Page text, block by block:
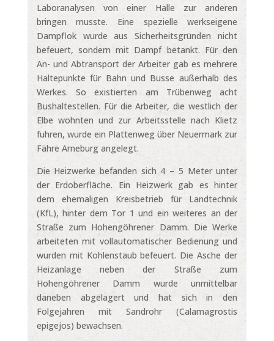
Laboranalysen von einer Halle zur anderen
bringen musste. Eine spezielle werkseigene
Dampflok wurde aus Sicherheitsgründen nicht
befeuert, sondern mit Dampf betankt. Für den
An- und Abtransport der Arbeiter gab es mehrere
Haltepunkte für Bahn und Busse außerhalb des
Werkes. So existierten am Trübenweg acht
Bushaltestellen. Für die Arbeiter, die westlich der
Elbe wohnten und zur Arbeitsstelle nach Klietz
fuhren, wurde ein Plattenweg über Neuermark zur
Fähre Arneburg angelegt.
Die Heizwerke befanden sich 4 – 5 Meter unter
der Erdoberfläche. Ein Heizwerk gab es hinter
dem ehemaligen Kreisbetrieb für Landtechnik
(KfL), hinter dem Tor 1 und ein weiteres an der
Straße zum Hohengöhrener Damm. Die Werke
arbeiteten mit vollautomatischer Bedienung und
wurden mit Kohlenstaub befeuert. Die Asche der
Heizanlage neben der Straße zum
Hohengöhrener Damm wurde unmittelbar
daneben abgelagert und hat sich in den
Folgejahren mit Sandrohr (Calamagrostis
epigejos) bewachsen.